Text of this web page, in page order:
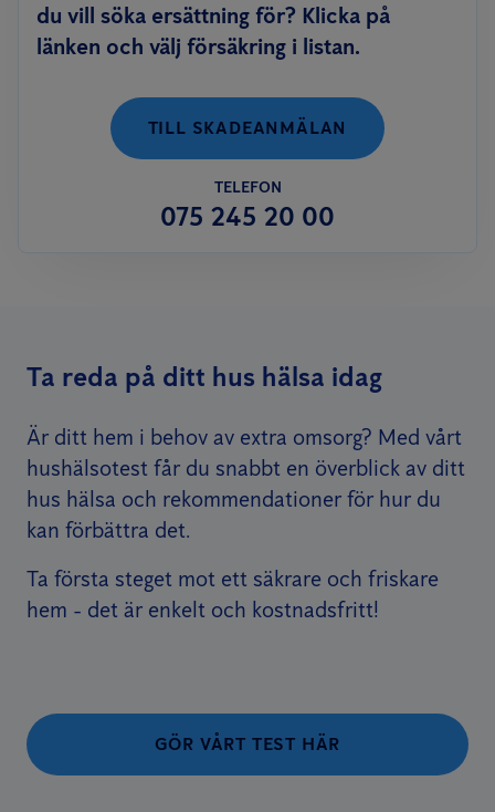
du vill söka ersättning för? Klicka på
länken och välj försäkring i listan.
TILL SKADEANMÄLAN
TELEFON
075 245 20 00
Ta reda på ditt hus hälsa idag
Är ditt hem i behov av extra omsorg? Med vårt
hushälsotest får du snabbt en överblick av ditt
hus hälsa och rekommendationer för hur du
kan förbättra det.
Ta första steget mot ett säkrare och friskare
hem - det är enkelt och kostnadsfritt!
GÖR VÅRT TEST HÄR